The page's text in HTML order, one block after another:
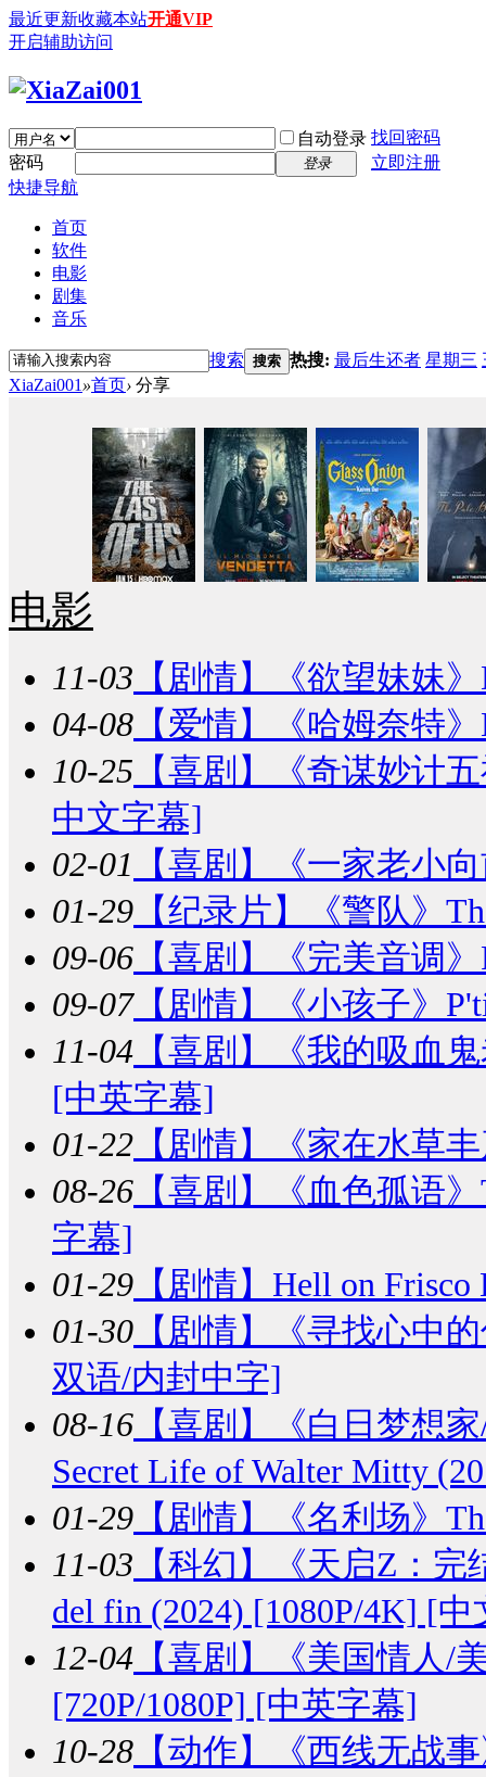
最近更新收藏本站开通VIP
开启辅助访问
自动登录 找回密码
密码
登录
立即注册
快捷导航
首页
软件
电影
剧集
音乐
搜索 搜索 热搜: 最后生还者 星期三
XiaZai001 »首页› 分享
电影
11-03 【剧情】
《欲望妹妹
04-08 【爱情】
《哈姆奈特
10-25 【喜剧】
《奇谋妙计
中文字幕]
02-01
【喜剧】
《一家老小
01-29 【纪录片】
《警队》
09-06 【喜剧】
《完美音调
09-07【剧情】
《小孩子》
11-04 【喜剧】
《我的吸血
[中英字幕]
01-22 【剧情】
《家在水草
08-26 【喜剧】
《血色孤语
字幕]
01-29 【剧情】 Hell on Frisco
01-30 【剧情】
《寻找心中
双语/内封中字]
08-16 【喜剧】
《白日梦想
Secret Life of Walter Mitty
01-29 【剧情】
《名利场》
11-03 【科幻】
《天启Z：
del fin (2024) [1080P/4K] [
12-04 【喜剧】
《美国情人/
[720P/1080P] [中英字幕]
10-28 【动作】
《西线无战